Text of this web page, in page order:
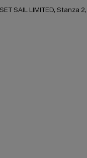
SAIL LIMITED, Stanza 2,